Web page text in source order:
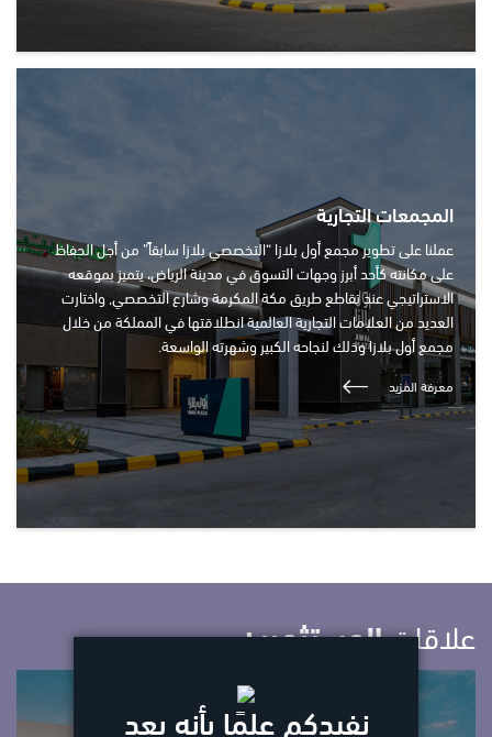
المجمعات التجارية
عملنا على تطوير مجمع أول بلازا “التخصصي بلازا سابقاً” من أجل الحفاظ
على مكانته كأحد أبرز وجهات التسوق في مدينة الرياض، يتميز بموقعه
الاستراتيجي عند تقاطع طريق مكة المكرمة وشارع التخصصي, واختارت
العديد من العلامات التجارية العالمية انطلاقتها في المملكة من خلال
مجمع أول بلازا وذلك لنجاحه الكبير وشهرته الواسعة.
معرفة المزيد
علاقاتالمستثمرين
نفيدكم علمًا بأنه بعد